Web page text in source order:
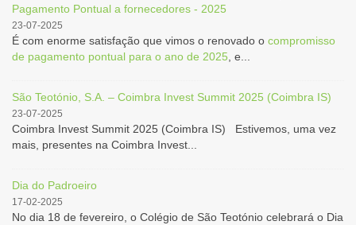
Pagamento Pontual a fornecedores - 2025
23-07-2025
É com enorme satisfação que vimos o renovado o compromisso
de pagamento pontual para o ano de 2025 , e...
São Teotónio, S.A. – Coimbra Invest Summit 2025 (Coimbra IS)
23-07-2025
Coimbra Invest Summit 2025 (Coimbra IS) Estivemos, uma vez
mais, presentes na Coimbra Invest...
Dia do Padroeiro
17-02-2025
No dia 18 de fevereiro, o Colégio de São Teotónio celebrará o Dia